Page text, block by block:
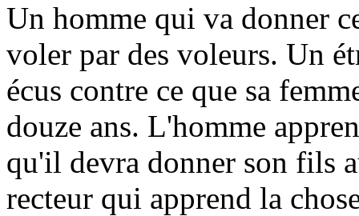
Un homme qui va donner
voler par des voleurs. Un
écus contre ce que sa
douze ans. L'homme
qu'il devra donner son fils
recteur qui apprend la